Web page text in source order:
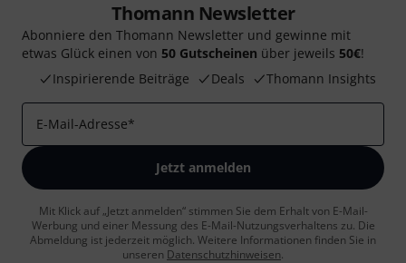
Thomann Newsletter
Abonniere den Thomann Newsletter und gewinne mit
etwas Glück einen von 50 Gutscheinen über jeweils 50€!
Inspirierende Beiträge
Deals Thomann Insights
E-Mail-Adresse*
Jetzt anmelden
Mit Klick auf „Jetzt anmelden“ stimmen Sie dem Erhalt von E-Mail-
Werbung und einer Messung des E-Mail-Nutzungsverhaltens zu. Die
Abmeldung ist jederzeit möglich. Weitere Informationen finden Sie in
unseren Datenschutzhinweisen.